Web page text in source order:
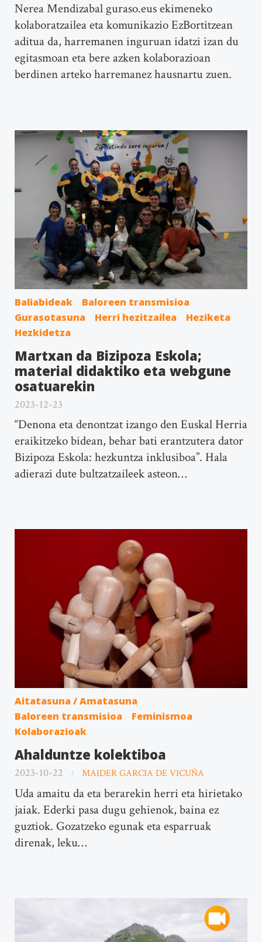
Nerea Mendizabal guraso.eus ekimeneko
kolaboratzailea eta komunikazio EzBortitzean
aditua da, harremanen inguruan idatzi izan du
egitasmoan eta bere azken kolaborazioan
berdinen arteko harremanez hausnartu zuen.
Baliabideak
Baloreen transmisioa
Gurasotasuna
Herri hezitzailea
Heziketa
Hezkidetza
Martxan da Bizipoza Eskola;
material didaktiko eta webgune
osatuarekin
2023-12-23
“Denona eta denontzat izango den Euskal Herria
eraikitzeko bidean, behar bati erantzutera dator
Bizipoza Eskola: hezkuntza inklusiboa”. Hala
adierazi dute bultzatzaileek asteon…
Aitatasuna / Amatasuna
Baloreen transmisioa
Feminismoa
Kolaborazioak
Ahalduntze kolektiboa
2023-10-22 MAIDER GARCIA DE VICUÑA
Uda amaitu da eta berarekin herri eta hirietako
jaiak. Ederki pasa dugu gehienok, baina ez
guztiok. Gozatzeko egunak eta esparruak
direnak, leku…